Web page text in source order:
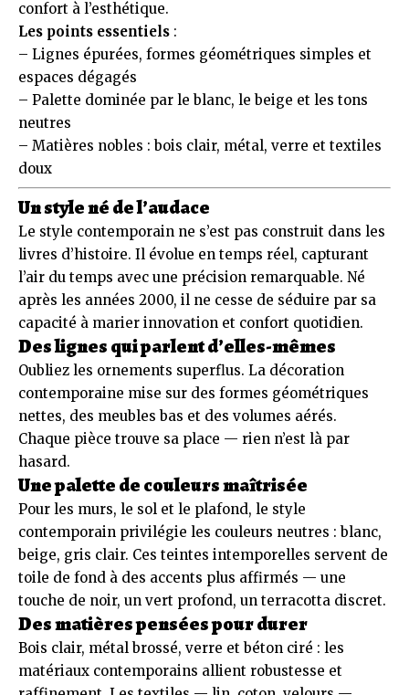
confort à l’esthétique.
Les points essentiels :
– Lignes épurées, formes géométriques simples et
espaces dégagés
– Palette dominée par le blanc, le beige et les tons
neutres
– Matières nobles : bois clair, métal, verre et textiles
doux
Un style né de l’audace
Le style contemporain ne s’est pas construit dans les
livres d’histoire. Il évolue en temps réel, capturant
l’air du temps avec une précision remarquable. Né
après les années 2000, il ne cesse de séduire par sa
capacité à marier innovation et confort quotidien.
Des lignes qui parlent d’elles-mêmes
Oubliez les ornements superflus. La décoration
contemporaine mise sur des formes géométriques
nettes, des meubles bas et des volumes aérés.
Chaque pièce trouve sa place — rien n’est là par
hasard.
Une palette de couleurs maîtrisée
Pour les murs, le sol et le plafond, le style
contemporain privilégie les couleurs neutres : blanc,
beige, gris clair. Ces teintes intemporelles servent de
toile de fond à des accents plus affirmés — une
touche de noir, un vert profond, un terracotta discret.
Des matières pensées pour durer
Bois clair, métal brossé, verre et béton ciré : les
matériaux contemporains allient robustesse et